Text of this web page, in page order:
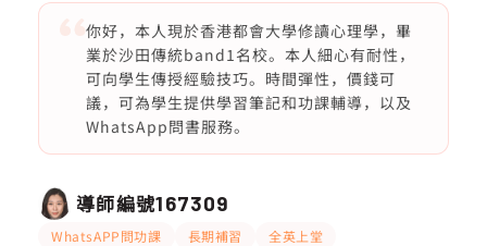
你好，本人現於香港都會大學修讀心理學，畢
業於沙田傳統band1名校。本人細心有耐性，
可向學生傳授經驗技巧。時間彈性，價錢可
議，可為學生提供學習筆記和功課輔導，以及
WhatsApp問書服務。
導師編號167309
WhatsAPP問功課 長期補習 全英上堂